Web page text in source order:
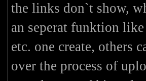
the links don`t show,
an seperat funktion
etc. one create, others
over the process of